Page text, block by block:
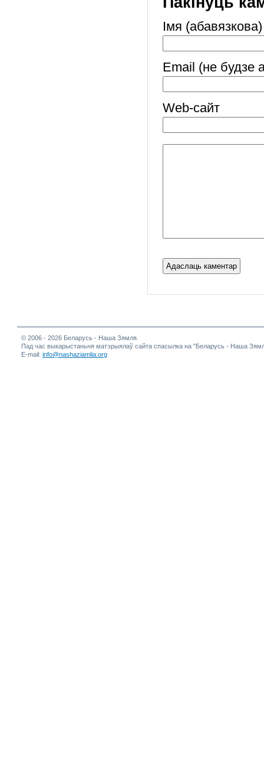
Імя (абавязкова)
Email (не будзе
Web-cайт
© 2006 - 2026 Беларусь - Наша Зямля.
Пад час выкарыстаньня матэрыялаў сайта спасылка на "Беларусь - Наша
E-mail: info@nashaziamlia.org